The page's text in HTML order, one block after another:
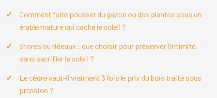
Comment faire pousser du gazon ou des plantes sous un
érable mature qui cache le soleil ?
Stores ou rideaux : que choisir pour préserver l’intimité
sans sacrifier le soleil ?
Le cèdre vaut-il vraiment 3 fois le prix du bois traité sous
pression ?